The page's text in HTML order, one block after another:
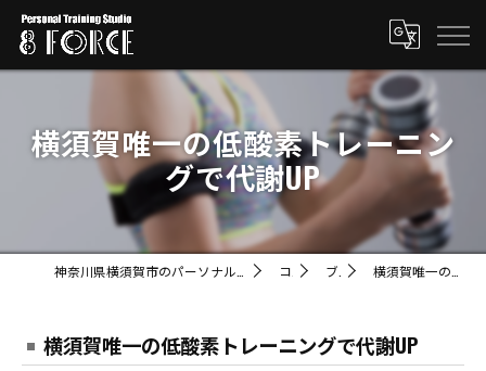
横須賀唯一の低酸素トレーニン
グで代謝UP
コラム ブログ 横須賀唯一の低酸素トレーニングで代謝UP
横須賀唯一の低酸素トレーニングで代謝UP